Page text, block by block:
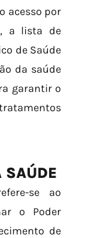
acesso por
a lista de
de Saúde
da saúde
garantir o
SAÚDE
se ao
o Poder
de